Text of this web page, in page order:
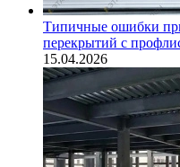
Типичные ошибки
перекрытий с
15.04.2026